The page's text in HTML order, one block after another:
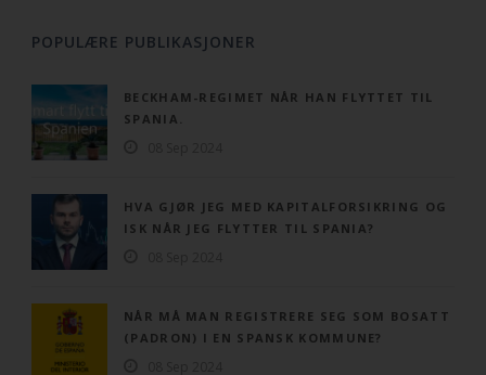
POPULÆRE PUBLIKASJONER
BECKHAM-REGIMET NÅR HAN FLYTTET TIL
SPANIA.
HVA GJØR JEG MED KAPITALFORSIKRING OG
ISK NÅR JEG FLYTTER TIL SPANIA?
NÅR MÅ MAN REGISTRERE SEG SOM BOSATT
(PADRON) I EN SPANSK KOMMUNE?